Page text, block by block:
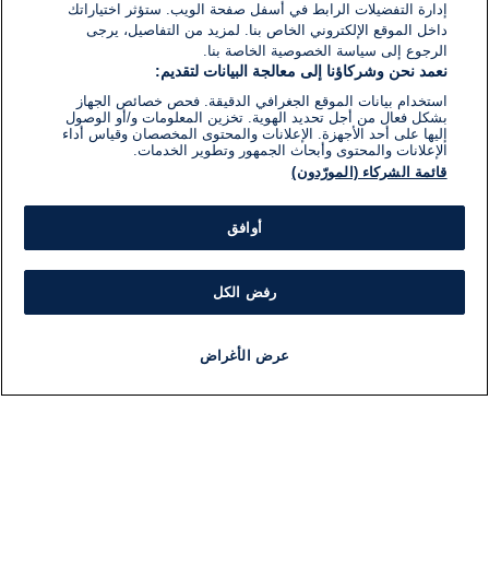
إدارة التفضيلات الرابط في أسفل صفحة الويب. ستؤثر اختياراتك
داخل الموقع الإلكتروني الخاص بنا. لمزيد من التفاصيل، يرجى
الرجوع إلى سياسة الخصوصية الخاصة بنا.
نعمد نحن وشركاؤنا إلى معالجة البيانات لتقديم:
استخدام بيانات الموقع الجغرافي الدقيقة. فحص خصائص الجهاز
بشكل فعال من أجل تحديد الهوية. تخزين المعلومات و/أو الوصول
إليها على أحد الأجهزة. الإعلانات والمحتوى المخصصان وقياس أداء
الإعلانات والمحتوى وأبحاث الجمهور وتطوير الخدمات.
قائمة الشركاء (المورّدون)
أوافق
رفض الكل
عرض الأغراض